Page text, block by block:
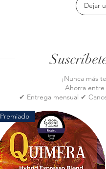
Dejar
¡Nunca más
Ahorra entre
✔ Entrega mensual ✔
Premiado